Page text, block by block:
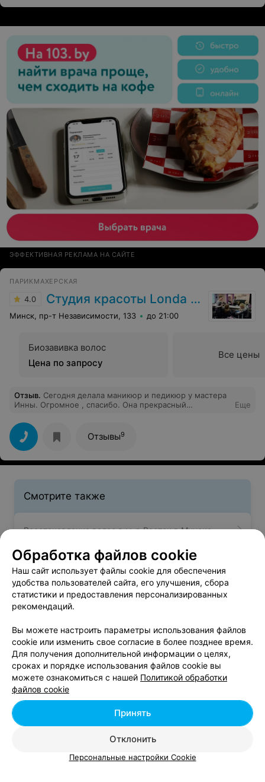
только там, где осталась старая завивка. Испорчено
администрация никак не попыталась исправить.
Стояли и доказывали, что так должно быть. Я готово
платить, так сделайте все по человечески, или
исправьте. Всякое бывает, ну не получилось, так
признайте это, не врите в глаза, что все замечательно.
Всегда можно обсудить и найти решение, было бы
желание.Завивку я делаю около 7 лет, но надо было
очень постараться, чтобы она совсем не получилась.
Не советую. Если и делать биозавивку, то на
Игуменьском тракте. На фото все видно: спереди нет
локонов совсем, волосы почти прямые, попыталась
увлажнить волосы, эффекта нет.
ЭФФЕКТИВНАЯ РЕКЛАМА НА САЙТЕ
ПАРИКМАХЕРСКАЯ
4.0 Студия красоты Londa (Лонда)
Минск, пр-т Независимости, 133 до 21:00
Биозавивка волос
Цена по запросу
Все цены
Отзыв. Сегодня делала маникюр и педикюр у мастера
Инны. Огромное , спасибо. Она прекрасный
Еще
Отзывы9
Смотрите также
Восстановление волос в м-р Восток в Минске
Лечение волос в м-р Восток в Минске
Укладка волос в м-р Восток в Минске
Добавить компанию
Добавить специалиста
Обработка файлов cookie
Наш сайт использует файлы cookie для обеспечения
удобства пользователей сайта, его улучшения, сбора
статистики и предоставления персонализированных
рекомендаций.
Вы можете настроить параметры использования файлов
cookie или изменить свое согласие в более позднее время.
Для получения дополнительной информации о целях,
сроках и порядке использования файлов cookie вы
можете ознакомиться с нашей Политикой обработки
файлов cookie
Отклонить
Принять
Персональные настройки Cookie